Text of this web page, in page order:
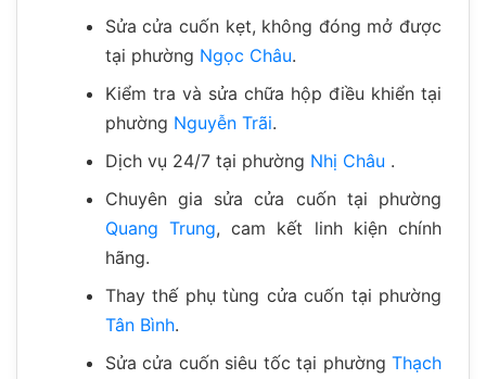
Sửa cửa cuốn kẹt, không đóng mở được
tại phường Ngọc Châu.
Kiểm tra và sửa chữa hộp điều khiển tại
phường Nguyễn Trãi.
Dịch vụ 24/7 tại phường Nhị Châu .
Chuyên gia sửa cửa cuốn tại phường
Quang Trung, cam kết linh kiện chính
hãng.
Thay thế phụ tùng cửa cuốn tại phường
Tân Bình.
Sửa cửa cuốn siêu tốc tại phường Thạch